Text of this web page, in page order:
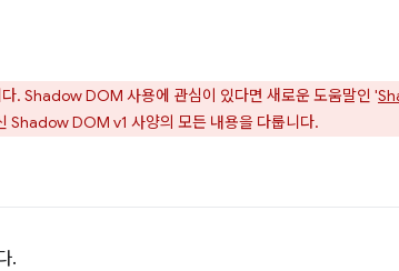
. Shadow DOM 사용에 관심이 있다면 새로운 도움말인 '
DOM v1 사양의 모든 내용을 다룹니다.
.